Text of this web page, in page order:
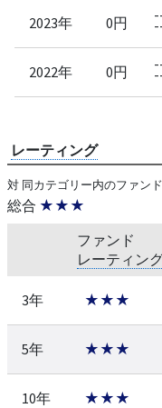
2023年 0円
2022年 0円
レーティング
対 同カテゴリー内のファンド
総合 ★★★
ファンド
レーティン
3年 ★★★
5年 ★★★
10年 ★★★